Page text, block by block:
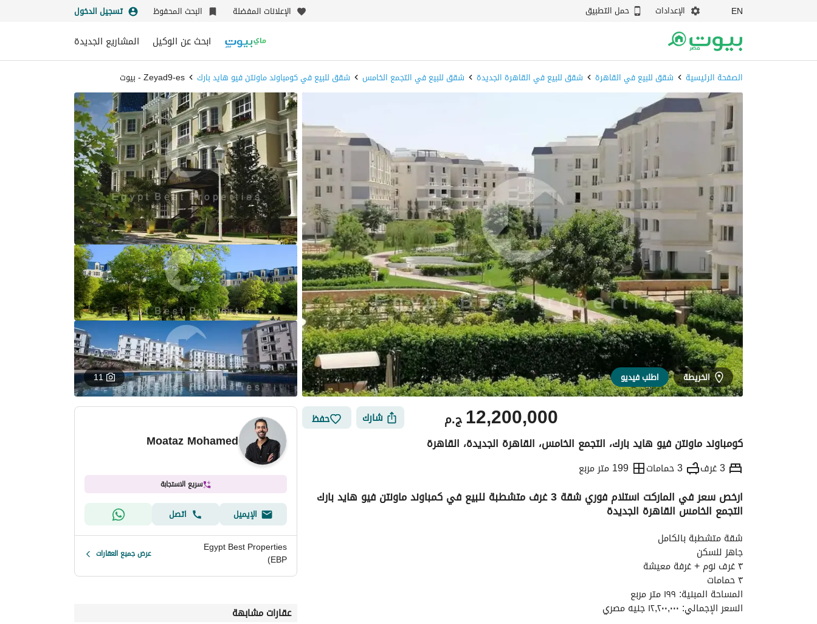
EN الإعدادات حمل التطبيق الإعلانات المفضلة البحث المحفوظ تسجيل الدخول
ابحث عن الوكيل المشاريع الجديدة
الصفحة الرئيسية شقق للبيع في القاهرة شقق للبيع في القاهرة الجديدة شقق للبيع في التجمع الخامس شقق للبيع في كومباوند ماونتن فيو هايد بارك Zeyad9-es - بيوت
الخريطة اطلب فيديو 11
ج.م12,200,000 شارك حفظ
كومباوند ماونتن فيو هايد بارك، التجمع الخامس، القاهرة الجديدة، القاهرة
3 غرف 3 حمامات 199 متر مربع
التفاصيل الاتجاهات والمؤشرات الموقع والأماكن القريبة
ارخص سعر في الماركت استلام فوري شقة 3 غرف متشطبة للبيع في كمباوند ماونتن فيو هايد بارك
التجمع الخامس القاهرة الجديدة
شقة متشطبة بالكامل
جاهز للسكن
٣ غرف نوم + غرفة معيشة
٣ حمامات
المساحة المبنية: ١٩٩ متر مربع
السعر الإجمالي: ١٢,٢٠٠,٠٠٠ جنيه مصري
Moataz Mohamed
سريع الاستجابة
الإيميل
اتصل
Egypt Best Properties
(EBP عرض جميع العقارات
عقارات مشابهة